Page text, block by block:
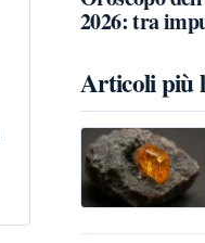
2026: tra
Articoli più